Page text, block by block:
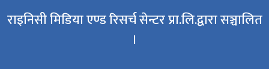
राइनिसी मिडिया एण्ड रिसर्च सेन्टर प्रा.लि.द्वारा सञ्चालित
।